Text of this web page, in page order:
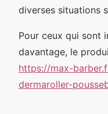
diverses situations
Pour ceux qui sont
davantage, le
https://max-
dermaroller-